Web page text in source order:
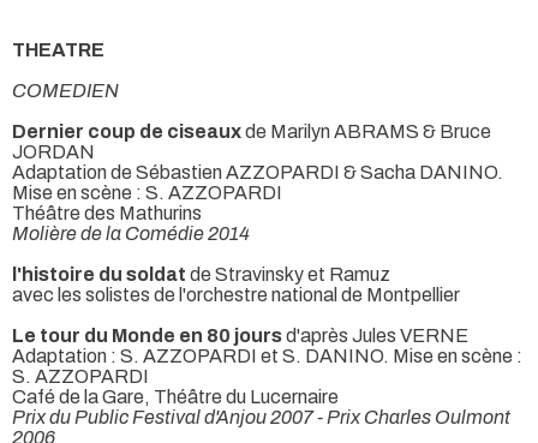
THEATRE
COMEDIEN
Dernier coup de ciseauxde Marilyn ABRAMS & Bruce
JORDAN
Adaptation de Sébastien AZZOPARDI & Sacha DANINO.
Mise en scène : S. AZZOPARDI
Théâtre des Mathurins
Molière de la Comédie 2014
l'histoire du soldat de Stravinsky et Ramuz
avec les solistes de l'orchestre national de Montpellier
Le tour du Monde en 80 joursd'après Jules VERNE
Adaptation : S. AZZOPARDI et S. DANINO. Mise en scène :
S. AZZOPARDI
Café de la Gare, Théâtre du Lucernaire
Prix du Public Festival d'Anjou 2007 - Prix Charles Oulmont
2006